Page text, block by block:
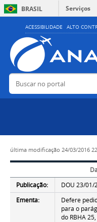
ACESSIBILIDADE ALTO
BRASIL
Serviços
Buscar no portal
última modificação 24/03/2016
Publicação:
DOU 23/01/
Ementa:
Defere
para o
do RBHA